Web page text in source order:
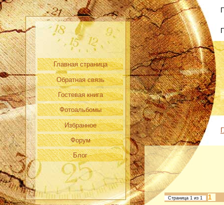
Главная страница
Обратная связь
Гостевая книга
Фотоальбомы
Избранное
Форум
Блог
Страница 1 из 1 1